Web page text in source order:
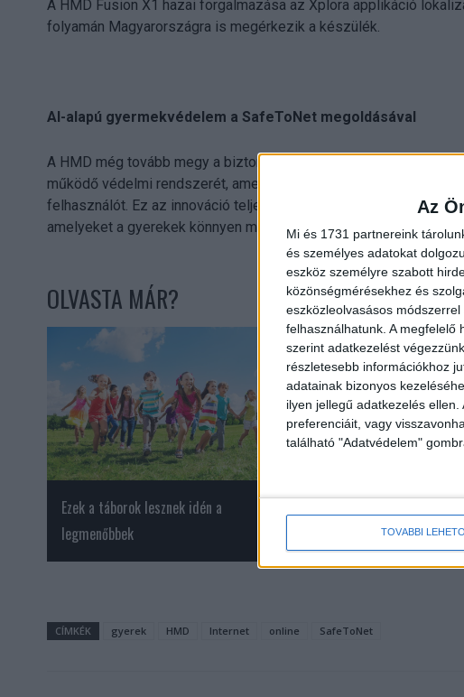
Az
Mi és 1731 partnereink
és személyes adatokat
eszköz személyre szabott
közönségmérésekhez és
eszközleolvasásos
felhasználhatunk. A
szerint adatkezelést
részletesebb információkhoz
adatainak bizonyos
ilyen jellegű adatkezelés
preferenciáit, vagy
található "Adatvédelem"
TOVÁBBI
A HMD Fusion X1 hazai forgalmazása az Xplora applikáció
folyamán Magyarországra is megérkezik a készülék.
AI-alapú gyermekvédelem a SafeToNet megoldásával
A HMD még tovább megy a biztonság terén: 2025 nyarán
működő védelmi rendszerét, amely valós időben szűri és
felhasználót. Ez az innováció teljesen integráltan működik
amelyeket a gyerekek könnyen megkerülhetnének.
OLVASTA MÁR?
Ezek a táborok lesznek idén a
legmenőbbek
CÍMKÉK gyerek HMD Internet online SafeToNet